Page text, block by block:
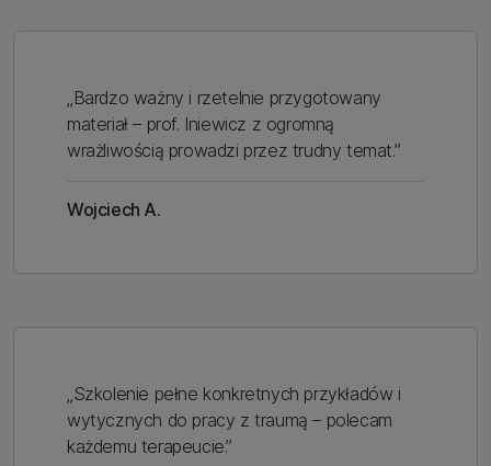
„Bardzo ważny i rzetelnie przygotowany
materiał – prof. Iniewicz z ogromną
wrażliwością prowadzi przez trudny temat.”
Wojciech A.
„Szkolenie pełne konkretnych przykładów i
wytycznych do pracy z traumą – polecam
każdemu terapeucie.”